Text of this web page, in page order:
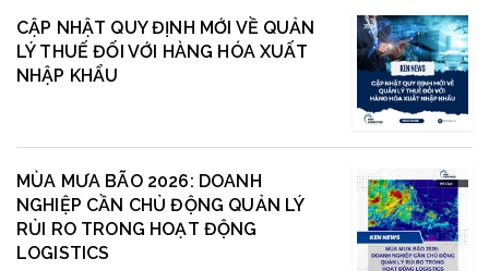
CẬP NHẬT QUY ĐỊNH MỚI VỀ QUẢN
LÝ THUẾ ĐỐI VỚI HÀNG HÓA XUẤT
NHẬP KHẨU
MÙA MƯA BÃO 2026: DOANH
NGHIỆP CẦN CHỦ ĐỘNG QUẢN LÝ
RỦI RO TRONG HOẠT ĐỘNG
LOGISTICS